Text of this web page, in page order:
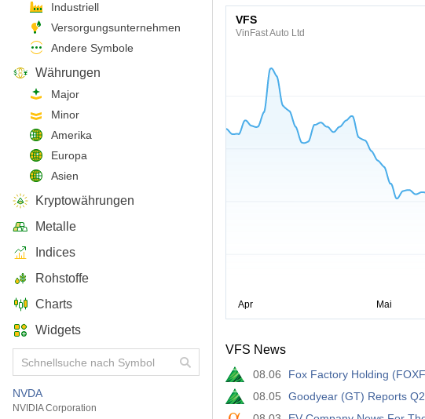
Industriell
Versorgungsunternehmen
Andere Symbole
Währungen
Major
Minor
Amerika
Europa
Asien
Kryptowährungen
Metalle
Indices
Rohstoffe
Charts
Widgets
NVDA
NVIDIA Corporation
VFS
VinFast Auto Ltd
VFS News
08.06
Fox Factory Holding
08.05
Goodyear (GT) Reports